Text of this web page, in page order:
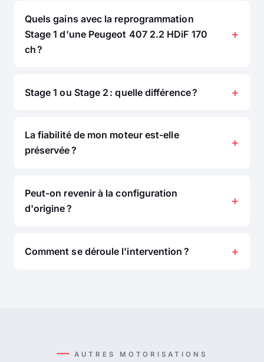
Quels gains avec la reprogrammation
Stage 1 d'une Peugeot 407 2.2 HDiF 170
ch ?
Stage 1 ou Stage 2 : quelle différence ?
La fiabilité de mon moteur est-elle
préservée ?
Peut-on revenir à la configuration
d'origine ?
Comment se déroule l'intervention ?
AUTRES MOTORISATIONS